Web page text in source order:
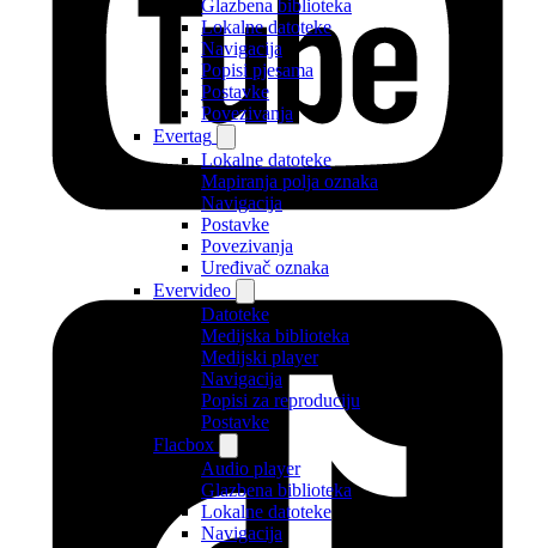
Glazbena biblioteka
Lokalne datoteke
Navigacija
Popisi pjesama
Postavke
Povezivanja
Evertag
Lokalne datoteke
Mapiranja polja oznaka
Navigacija
Postavke
Povezivanja
Uređivač oznaka
Evervideo
Datoteke
Medijska biblioteka
Medijski player
Navigacija
Popisi za reproduciju
Postavke
Flacbox
Audio player
Glazbena biblioteka
Lokalne datoteke
Navigacija